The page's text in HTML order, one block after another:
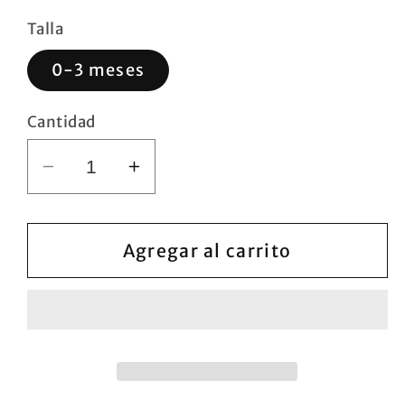
Talla
0-3 meses
Cantidad
Reducir
cantidad
para
Aumentar
cantidad
para
Zapato
Agregar al carrito